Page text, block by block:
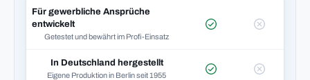
Für gewerbliche Ansprüche
entwickelt
Getestet und bewährt im Profi-Einsatz
In Deutschland hergestellt
Eigene Produktion in Berlin seit 1955